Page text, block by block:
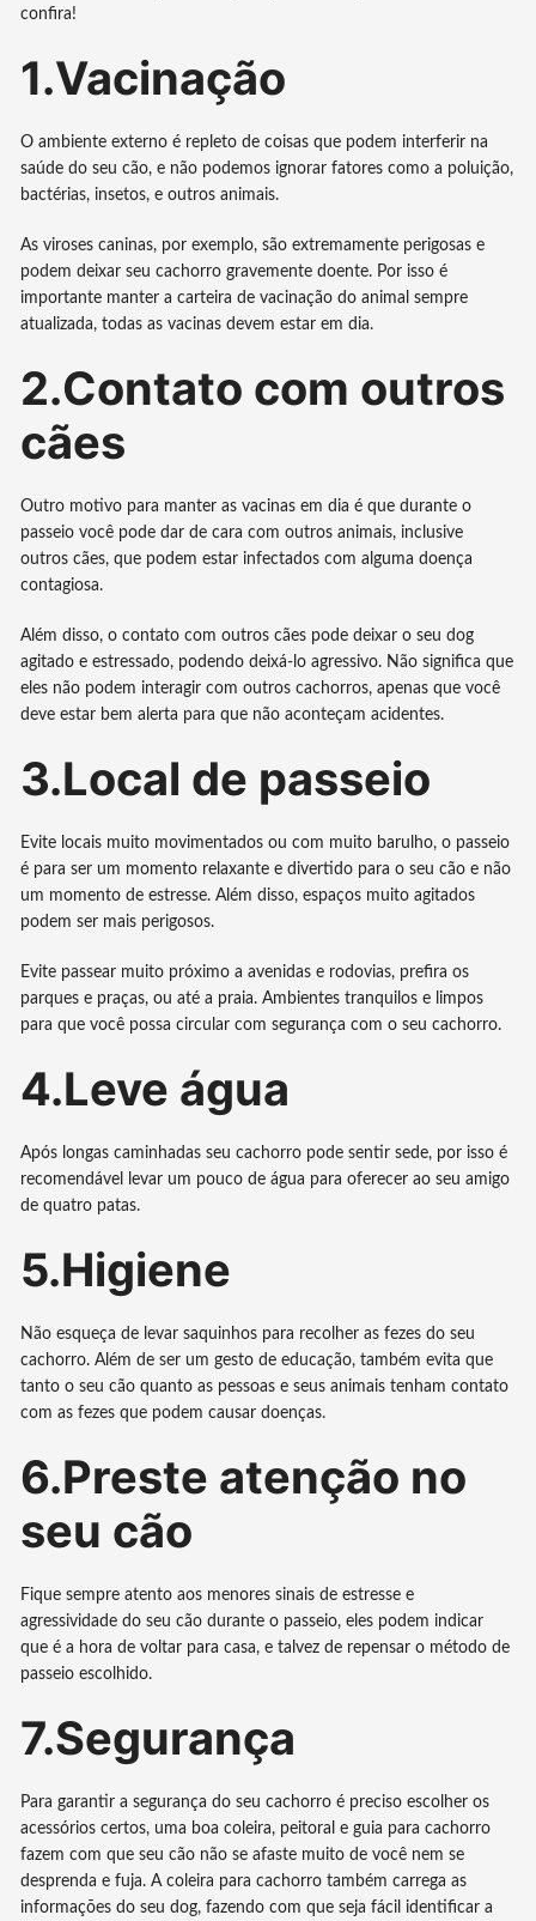
confira!
1.Vacinação
O ambiente externo é repleto de coisas que podem interferir na
saúde do seu cão, e não podemos ignorar fatores como a poluição,
bactérias, insetos, e outros animais.
As viroses caninas, por exemplo, são extremamente perigosas e
podem deixar seu cachorro gravemente doente. Por isso é
importante manter a carteira de vacinação do animal sempre
atualizada, todas as vacinas devem estar em dia.
2.Contato com outros
cães
Outro motivo para manter as vacinas em dia é que durante o
passeio você pode dar de cara com outros animais, inclusive
outros cães, que podem estar infectados com alguma doença
contagiosa.
Além disso, o contato com outros cães pode deixar o seu dog
agitado e estressado, podendo deixá-lo agressivo. Não significa que
eles não podem interagir com outros cachorros, apenas que você
deve estar bem alerta para que não aconteçam acidentes.
3.Local de passeio
Evite locais muito movimentados ou com muito barulho, o passeio
é para ser um momento relaxante e divertido para o seu cão e não
um momento de estresse. Além disso, espaços muito agitados
podem ser mais perigosos.
Evite passear muito próximo a avenidas e rodovias, prefira os
parques e praças, ou até a praia. Ambientes tranquilos e limpos
para que você possa circular com segurança com o seu cachorro.
4.Leve água
Após longas caminhadas seu cachorro pode sentir sede, por isso é
recomendável levar um pouco de água para oferecer ao seu amigo
de quatro patas.
5.Higiene
Não esqueça de levar saquinhos para recolher as fezes do seu
cachorro. Além de ser um gesto de educação, também evita que
tanto o seu cão quanto as pessoas e seus animais tenham contato
com as fezes que podem causar doenças.
6.Preste atenção no
seu cão
Fique sempre atento aos menores sinais de estresse e
agressividade do seu cão durante o passeio, eles podem indicar
que é a hora de voltar para casa, e talvez de repensar o método de
passeio escolhido.
7.Segurança
Para garantir a segurança do seu cachorro é preciso escolher os
acessórios certos, uma boa coleira, peitoral e guia para cachorro
fazem com que seu cão não se afaste muito de você nem se
desprenda e fuja. A coleira para cachorro também carrega as
informações do seu dog, fazendo com que seja fácil identificar a